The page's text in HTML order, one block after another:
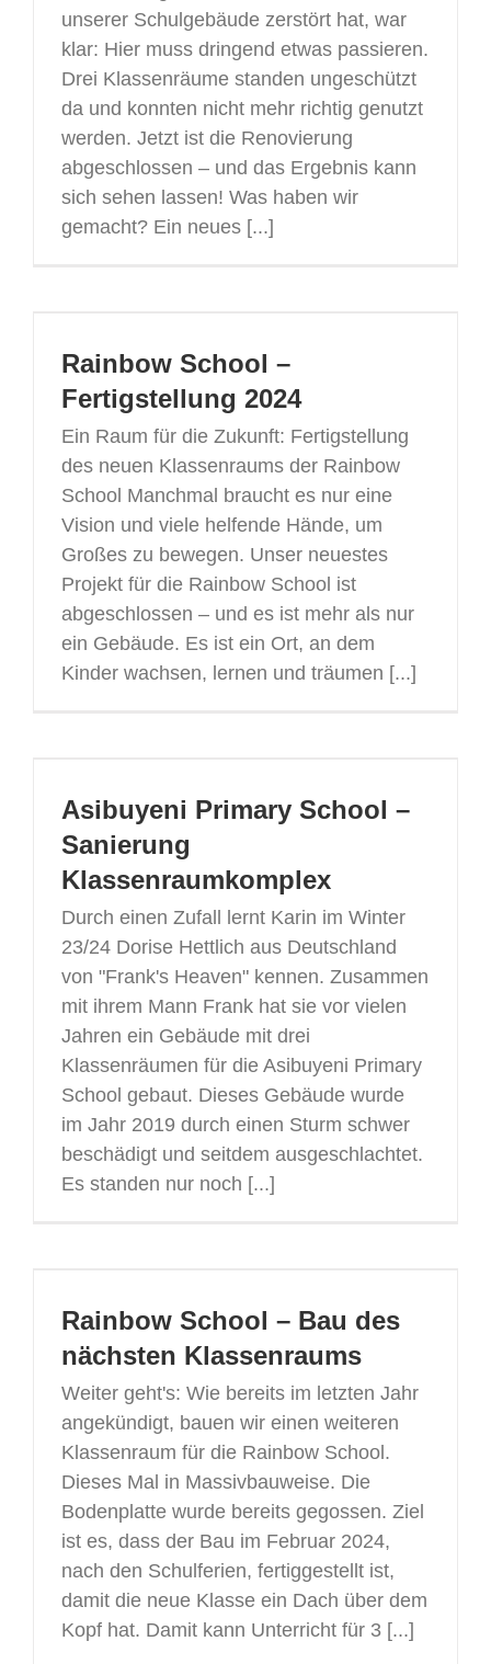
unserer Schulgebäude zerstört hat, war
klar: Hier muss dringend etwas passieren.
Drei Klassenräume standen ungeschützt
da und konnten nicht mehr richtig genutzt
werden. Jetzt ist die Renovierung
abgeschlossen – und das Ergebnis kann
sich sehen lassen! Was haben wir
gemacht? Ein neues [...]
Rainbow School –
Fertigstellung 2024
Ein Raum für die Zukunft: Fertigstellung
des neuen Klassenraums der Rainbow
School Manchmal braucht es nur eine
Vision und viele helfende Hände, um
Großes zu bewegen. Unser neuestes
Projekt für die Rainbow School ist
abgeschlossen – und es ist mehr als nur
ein Gebäude. Es ist ein Ort, an dem
Kinder wachsen, lernen und träumen [...]
Asibuyeni Primary School –
Sanierung
Klassenraumkomplex
Durch einen Zufall lernt Karin im Winter
23/24 Dorise Hettlich aus Deutschland
von "Frank's Heaven" kennen. Zusammen
mit ihrem Mann Frank hat sie vor vielen
Jahren ein Gebäude mit drei
Klassenräumen für die Asibuyeni Primary
School gebaut. Dieses Gebäude wurde
im Jahr 2019 durch einen Sturm schwer
beschädigt und seitdem ausgeschlachtet.
Es standen nur noch [...]
Rainbow School – Bau des
nächsten Klassenraums
Weiter geht's: Wie bereits im letzten Jahr
angekündigt, bauen wir einen weiteren
Klassenraum für die Rainbow School.
Dieses Mal in Massivbauweise. Die
Bodenplatte wurde bereits gegossen. Ziel
ist es, dass der Bau im Februar 2024,
nach den Schulferien, fertiggestellt ist,
damit die neue Klasse ein Dach über dem
Kopf hat. Damit kann Unterricht für 3 [...]